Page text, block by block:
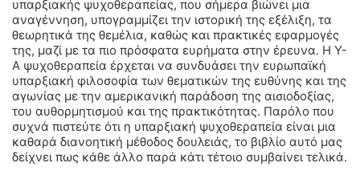
υπαρξιακής ψυχοθεραπείας, που σήμερα βιώνει μια
αναγέννηση, υπογραμμίζει την ιστορική της εξέλιξη, τα
θεωρητικά της θεμέλια, καθώς και πρακτικές εφαρμογές
της, μαζί με τα πιο πρόσφατα ευρήματα στην έρευνα. Η Υ-
Α ψυχοθεραπεία έρχεται να συνδυάσει την ευρωπαϊκή
υπαρξιακή φιλοσοφία των θεματικών της ευθύνης και της
αγωνίας με την αμερικανική παράδοση της αισιοδοξίας,
του αυθορμητισμού και της πρακτικότητας. Παρόλο που
συχνά πιστεύτε ότι η υπαρξιακή ψυχοθεραπεία είναι μια
καθαρά διανοητική μέθοδος δουλειάς, το βιβλίο αυτό μας
δείχνει πως κάθε άλλο παρά κάτι τέτοιο συμβαίνει τελικά.